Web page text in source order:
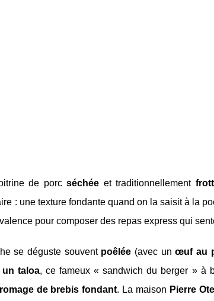
de porcséchée et traditionnellement
: une texture fondante quand on la saisit à la
pour composer des repas express qui
se déguste souvent poêlée (avec unœuf au
taloa, ce fameux « sandwich du berger » à
de brebis fondant. La maison Pierre